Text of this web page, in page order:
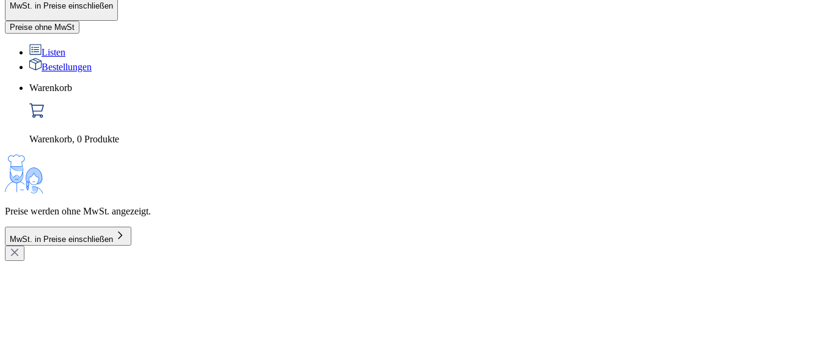
MwSt. in Preise einschließen
Preise ohne MwSt
Listen
Bestellungen
Warenkorb
Warenkorb, 0 Produkte
Preise werden ohne MwSt. angezeigt.
MwSt. in Preise einschließen